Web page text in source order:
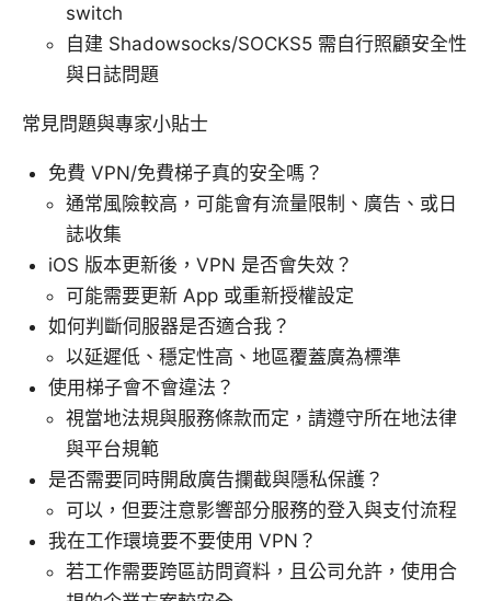
switch
自建 Shadowsocks/SOCKS5 需自行照顧安全性
與日誌問題
常見問題與專家小貼士
免費 VPN/免費梯子真的安全嗎？
通常風險較高，可能會有流量限制、廣告、或日
誌收集
iOS 版本更新後，VPN 是否會失效？
可能需要更新 App 或重新授權設定
如何判斷伺服器是否適合我？
以延遲低、穩定性高、地區覆蓋廣為標準
使用梯子會不會違法？
視當地法規與服務條款而定，請遵守所在地法律
與平台規範
是否需要同時開啟廣告攔截與隱私保護？
可以，但要注意影響部分服務的登入與支付流程
我在工作環境要不要使用 VPN？
若工作需要跨區訪問資料，且公司允許，使用合